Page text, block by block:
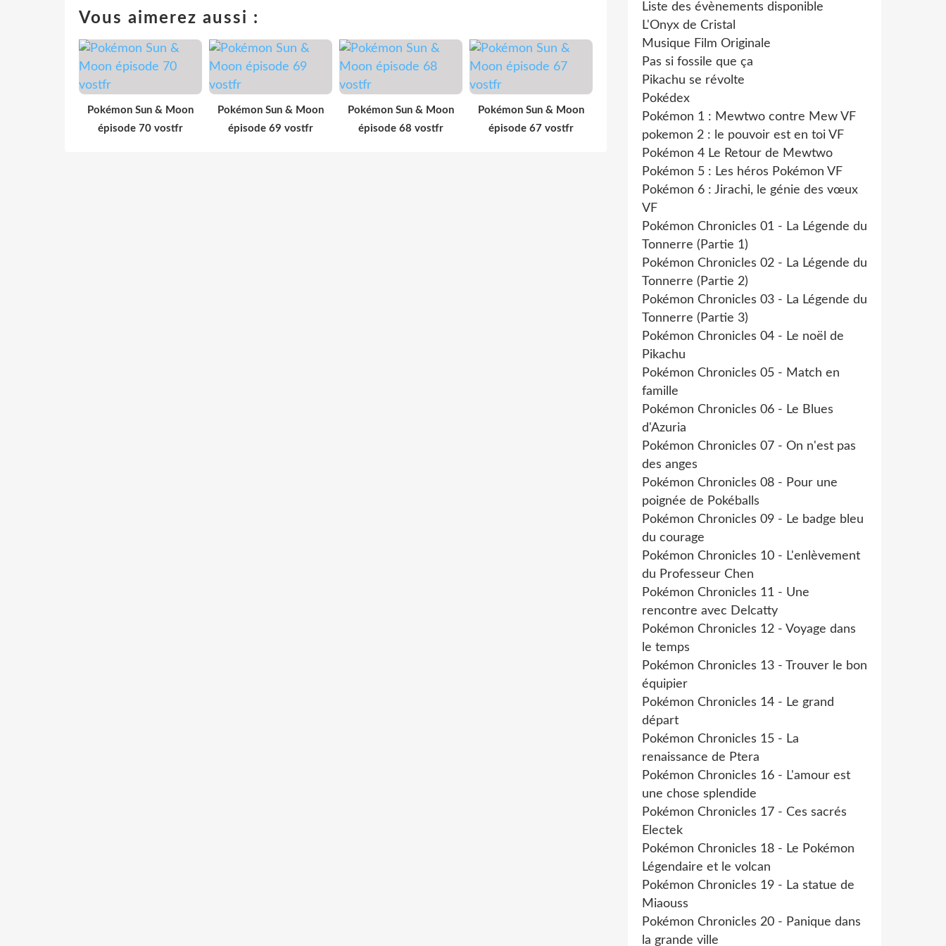
Vous aimerez aussi :
Pokémon Sun & Moon
épisode 70 vostfr
Pokémon Sun & Moon
épisode 69 vostfr
Pokémon Sun & Moon
épisode 68 vostfr
Pokémon Sun & Moon
épisode 67 vostfr
Liste des évènements disponible
L'Onyx de Cristal
Musique Film Originale
Pas si fossile que ça
Pikachu se révolte
Pokédex
Pokémon 1 : Mewtwo contre Mew VF
pokemon 2 : le pouvoir est en toi VF
Pokémon 4 Le Retour de Mewtwo
Pokémon 5 : Les héros Pokémon VF
Pokémon 6 : Jirachi, le génie des vœux
VF
Pokémon Chronicles 01 - La Légende du
Tonnerre (Partie 1)
Pokémon Chronicles 02 - La Légende du
Tonnerre (Partie 2)
Pokémon Chronicles 03 - La Légende du
Tonnerre (Partie 3)
Pokémon Chronicles 04 - Le noël de
Pikachu
Pokémon Chronicles 05 - Match en
famille
Pokémon Chronicles 06 - Le Blues
d'Azuria
Pokémon Chronicles 07 - On n'est pas
des anges
Pokémon Chronicles 08 - Pour une
poignée de Pokéballs
Pokémon Chronicles 09 - Le badge bleu
du courage
Pokémon Chronicles 10 - L'enlèvement
du Professeur Chen
Pokémon Chronicles 11 - Une
rencontre avec Delcatty
Pokémon Chronicles 12 - Voyage dans
le temps
Pokémon Chronicles 13 - Trouver le bon
équipier
Pokémon Chronicles 14 - Le grand
départ
Pokémon Chronicles 15 - La
renaissance de Ptera
Pokémon Chronicles 16 - L'amour est
une chose splendide
Pokémon Chronicles 17 - Ces sacrés
Electek
Pokémon Chronicles 18 - Le Pokémon
Légendaire et le volcan
Pokémon Chronicles 19 - La statue de
Miaouss
Pokémon Chronicles 20 - Panique dans
la grande ville